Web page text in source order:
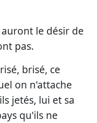
le désir de
pas.
brisé, ce
on n'attache
jetés, lui et sa
qu'ils ne